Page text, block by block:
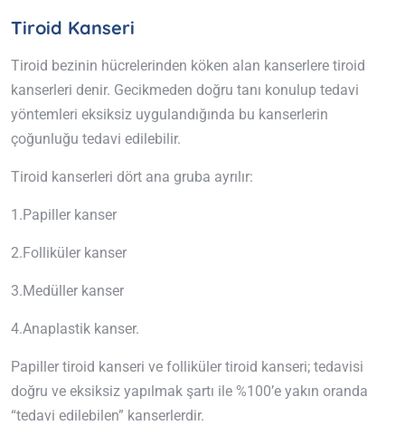
Tiroid Kanseri
Tiroid bezinin hücrelerinden köken alan kanserlere tiroid
kanserleri denir. Gecikmeden doğru tanı konulup tedavi
yöntemleri eksiksiz uygulandığında bu kanserlerin
çoğunluğu tedavi edilebilir.
Tiroid kanserleri dört ana gruba ayrılır:
1.Papiller kanser
2.Folliküler kanser
3.Medüller kanser
4.Anaplastik kanser.
Papiller tiroid kanseri ve folliküler tiroid kanseri; tedavisi
doğru ve eksiksiz yapılmak şartı ile %100’e yakın oranda
“tedavi edilebilen” kanserlerdir.